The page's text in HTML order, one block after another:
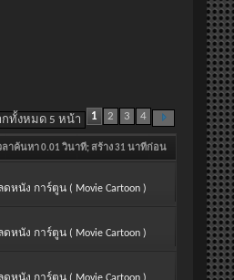
กทั้งหมด 5 หน้า 1 2 3 4
ลาค้นหา0.01 วินาที; สร้าง 31 นาทีก่อน
หนัง การ์ตูน ( Movie Cartoon )
หนัง การ์ตูน ( Movie Cartoon )